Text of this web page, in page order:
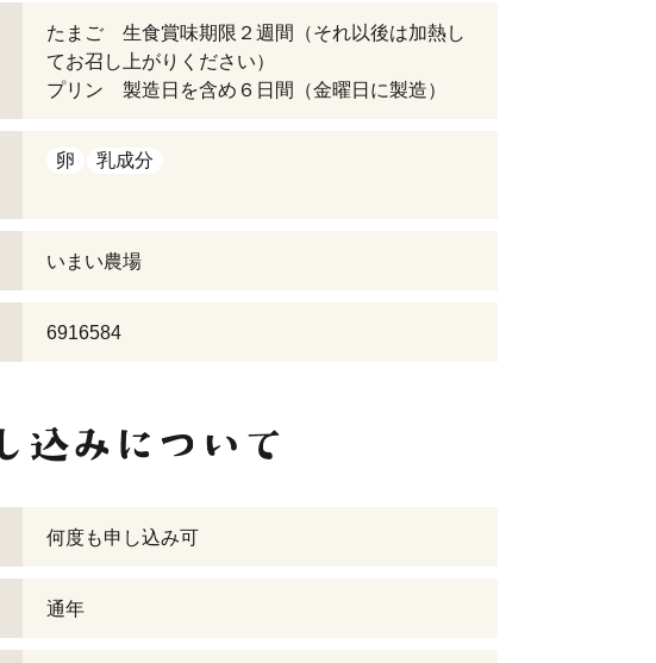
たまご 生食賞味期限２週間（それ以後は加熱し
てお召し上がりください）
プリン 製造日を含め６日間（金曜日に製造）
卵 乳成分
いまい農場
6916584
何度も申し込み可
通年